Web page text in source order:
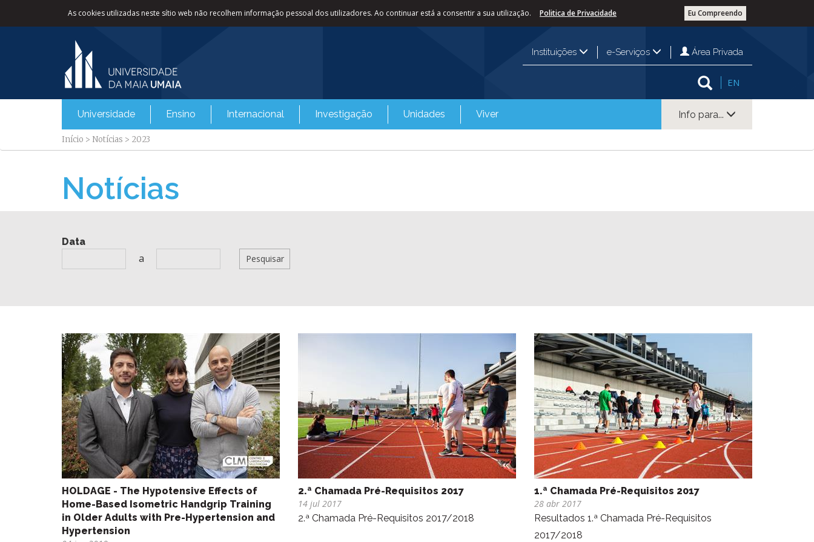
As cookies utilizadas neste sítio web não recolhem informação pessoal dos utilizadores. Ao continuar está a consentir a sua utilização. Eu Compreendo
Politica de Privacidade
Instituições e-Serviços Área Privada
EN
Universidade Ensino Internacional Investigação Unidades Viver Info para...
Início > Notícias > 2023
Notícias
Data
a
HOLDAGE - The Hypotensive Effects of
Home-Based Isometric Handgrip Training
in Older Adults with Pre-Hypertension and
Hypertension
2.ª Chamada Pré-Requisitos 2017
14 jul 2017
2.ª Chamada Pré-Requisitos 2017/2018
1.ª Chamada Pré-Requisitos 2017
28 abr 2017
Resultados 1.ª Chamada Pré-Requisitos
2017/2018